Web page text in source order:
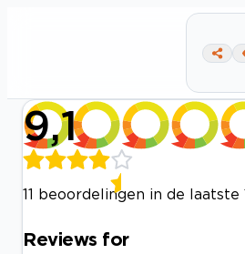
9,1
11 beoordelingen in de laatste
Reviews for